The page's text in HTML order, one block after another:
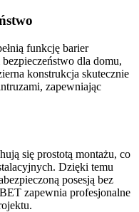
funkcję barier
dla domu,
konstrukcja skutecznie
zapewniając
się prostotą montażu, co
Dzięki temu
posesją bez
zapewnia profesjonalne